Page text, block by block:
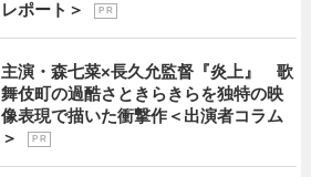
レポート＞
P R
主演・森七菜×長久允監督『炎上』 歌
舞伎町の過酷さときらきらを独特の映
像表現で描いた衝撃作＜出演者コラム
＞
P R